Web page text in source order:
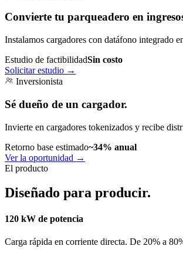
Convierte tu parqueadero en
Instalamos cargadores con datáfono integrado
Estudio de factibilidadSin costo
Solicitar estudio →
Inversionista
Sé dueño de un cargador.
Invierte en cargadores tokenizados y recibe
Retorno base estimado~34% anual
Ver la oportunidad →
El producto
Diseñado para producir.
120 kW de potencia
Carga rápida en corriente directa. De 20% a